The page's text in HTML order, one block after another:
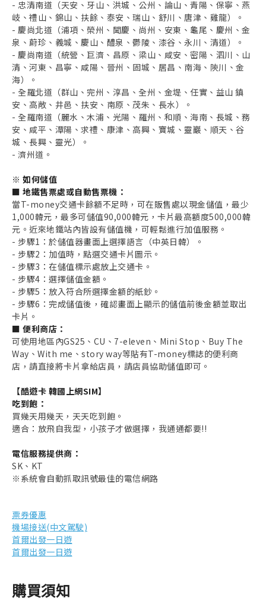
- 忠清南道（天安、牙山、洪城、公州、論山、青陽、保寧、燕
岐、禮山、錦山、扶餘、泰安、瑞山、舒川、唐津、雞龍）。
- 慶尚北道（浦項、榮州、聞慶、尚州、安東、龜尾、慶州、金
泉、蔚珍、義城、慶山、醴泉、鬱陵、漆谷、永川、清道）。
- 慶尚南道（統營、巨濟、昌原、梁山、咸安、密陽、泗川、山
清、河東、昌寧、咸陽、晉州、固城、居昌、南海、陝川、金
海）。
- 全羅北道（群山、完州、淳昌、全州、金堤、任實、益山 鎮
安、高敞、井邑、扶安、南原、茂朱、長水）。
- 全羅南道（麗水、木浦、光陽、羅州、和順、海南、長城、務
安、咸平、潭陽、求禮、康津、高興、寶城、靈巖、順天、谷
城、長興、靈光）。
- 濟州道。
※ 如何儲值
■ 地鐵售票處或自動售票機：
當T-money交通卡餘額不足時，可在販售處以現金儲值，最少
1,000韓元，最多可儲值90,000韓元，卡片最高額度500,000韓
元。近來地鐵站內皆設有儲值機，可輕鬆進行加值服務。
- 步驟1：於儲值器畫面上選擇語言（中英日韓）。
- 步驟2：加值時，點選交通卡片圖示。
- 步驟3：在儲值標示處放上交通卡。
- 步驟4：選擇儲值金額。
- 步驟5：放入符合所選擇金額的紙鈔。
- 步驟6：完成儲值後，確認畫面上顯示的儲值前後金額並取出
卡片。
■ 便利商店：
可使用地區內GS25、CU、7-eleven、Mini Stop、Buy The
Way、With me、story way等貼有T-money標誌的便利商
店，請直接將卡片拿給店員，請店員協助儲值即可。
【酷遊卡 韓國上網SIM】
吃到飽：
買幾天用幾天，天天吃到飽。
適合：放飛自我型，小孩子才做選擇，我通通都要!!
電信服務提供商：
SK、KT
※系統會自動抓取訊號最佳的電信網路
票券優惠
機場接送(中文駕駛)
首爾出發一日遊
首爾出發一日遊
購買須知